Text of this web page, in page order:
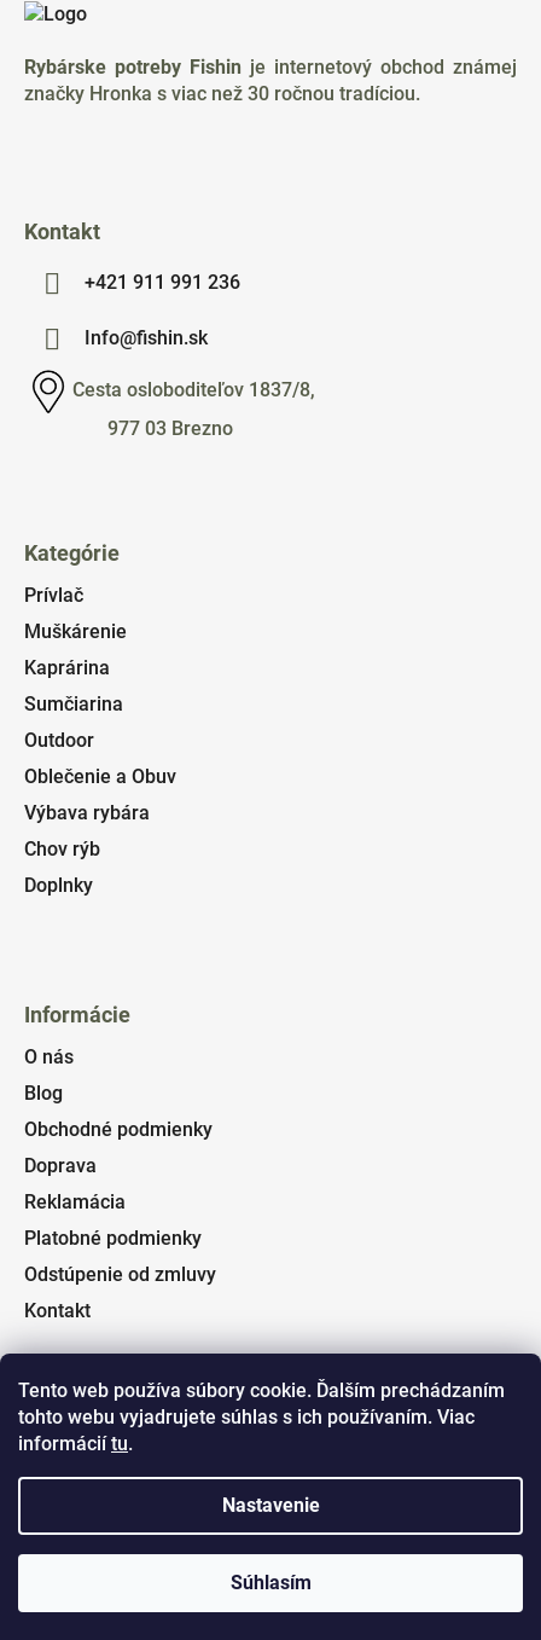
Tento web používa súbory cookie. Ďalším prechádzaním
tohto webu vyjadrujete súhlas s ich používaním. Viac
informáciítu.
Nastavenie
Súhlasím
Rybárske potreby Fishin je internetový obchod známej
značky Hronka s viac než 30 ročnou tradíciou.
Kontakt
+421 911 991 236
Info@fishin.sk
Cesta osloboditeľov 1837/8,
977 03 Brezno
Kategórie
Prívlač
Muškárenie
Kaprárina
Sumčiarina
Outdoor
Oblečenie a Obuv
Výbava rybára
Chov rýb
Doplnky
Informácie
O nás
Blog
Obchodné podmienky
Doprava
Reklamácia
Platobné podmienky
Odstúpenie od zmluvy
Kontakt
Facebook
Vytvoril Shoptet a
Copyright 2026Fishin.sk. Všetky práva vyhradené.